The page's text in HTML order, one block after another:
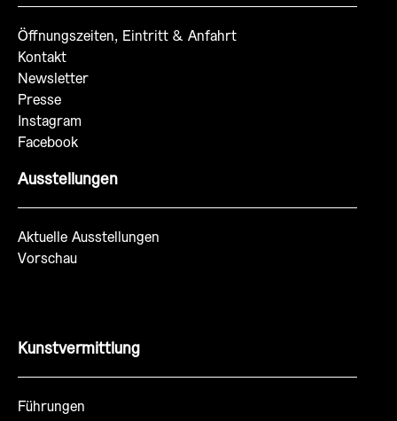
Öffnungszeiten, Eintritt & Anfahrt
Kontakt
Newsletter
Presse
Instagram
Facebook
Ausstellungen
Aktuelle Ausstellungen
Vorschau
Kunstvermittlung
Führungen